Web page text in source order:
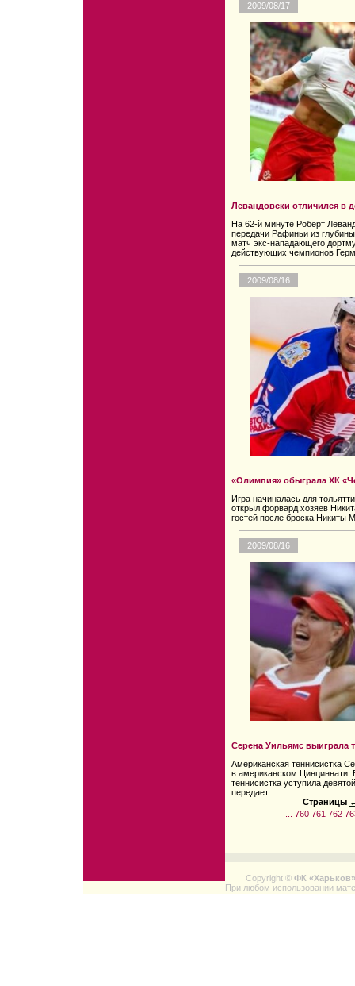
2009/08/17
Левандовски отличился в
На 62-й минуте Роберт
передачи Рафиньи из
матч экс-нападающего
действующих чемпионов
2009/08/16
«Олимпия» обыграла ХК
Игра начиналась для
открыл форвард хозяев
гостей после броска Никиты
2009/08/16
Серена Уильямс выиграла
Американская теннисистка
в американском
теннисистка уступила
передает
Страницы
760 761 762
Copyright © ФК «Харьков»
При любом использовании